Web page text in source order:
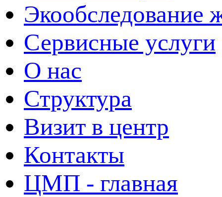
Экообследование
Сервисные услуги
О нас
Структура
Визит в центр
Контакты
ЦМП - главная